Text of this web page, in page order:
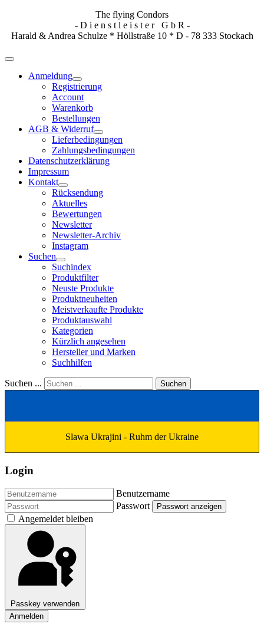
The flying Condors
- D i e n s t l e i s t e r G b R -
Harald & Andrea Schulze * Höllstraße 10 * D - 78 333 Stockach
Anmeldung
Registrierung
Account
Warenkorb
Bestellungen
AGB & Widerruf
Lieferbedingungen
Zahlungsbedingungen
Datenschutzerklärung
Impressum
Kontakt
Rücksendung
Aktuelles
Bewertungen
Newsletter
Newsletter-Archiv
Instagram
Suchen
Suchindex
Produktfilter
Neuste Produkte
Produktneuheiten
Meistverkaufte Produkte
Produktauswahl
Kategorien
Kürzlich angesehen
Hersteller und Marken
Suchhilfen
Suchen ... Suchen
Slawa Ukrajini - Ruhm der Ukraine
Login
Benutzername
Passwort
Passwort anzeigen
Angemeldet bleiben
Passkey verwenden
Anmelden